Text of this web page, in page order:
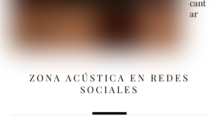
cant
ar
ZONA ACÚSTICA EN REDES
SOCIALES